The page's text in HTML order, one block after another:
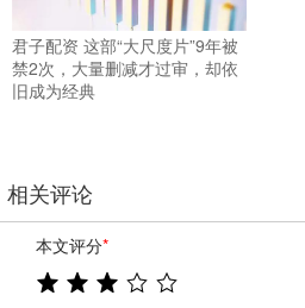
君子配资 这部“大尺度片”9年被
禁2次，大量删减才过审，却依
旧成为经典
相关评论
本文评分*